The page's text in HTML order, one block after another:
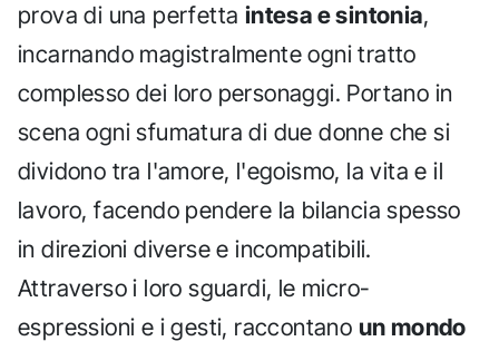
prova di una perfetta intesa e sintonia,
incarnando magistralmente ogni tratto
complesso dei loro personaggi. Portano in
scena ogni sfumatura di due donne che si
dividono tra l'amore, l'egoismo, la vita e il
lavoro, facendo pendere la bilancia spesso
in direzioni diverse e incompatibili.
Attraverso i loro sguardi, le micro-
espressioni e i gesti, raccontano un mondo